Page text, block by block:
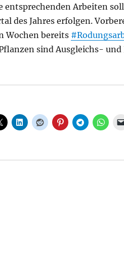
entsprechenden Arbeiten
des Jahres erfolgen.
Wochen bereits
sind Ausgleichs-
der Sellheimbrücke, aus